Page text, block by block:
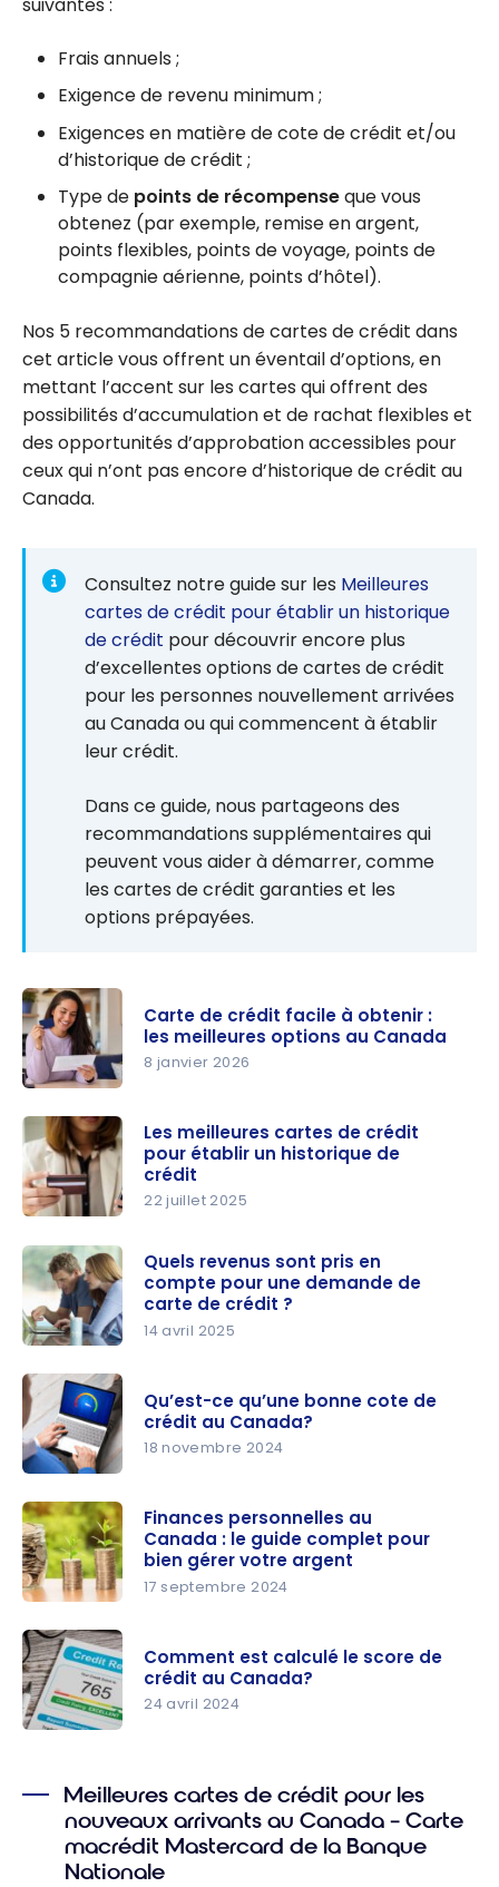
Frais annuels ;
Exigence de revenu minimum ;
Exigences en matière de cote de crédit et/ou
d’historique de crédit ;
Type de points de récompenseque vous
obtenez (par exemple, remise en argent,
points flexibles, points de voyage, points de
compagnie aérienne, points d’hôtel).
Nos 5 recommandations de cartes de crédit dans
cet article vous offrent un éventail d’options, en
mettant l’accent sur les cartes qui offrent des
possibilités d’accumulation et de rachat flexibles et
des opportunités d’approbation accessibles pour
ceux qui n’ont pas encore d’historique de crédit au
Canada.
Consultez notre guide sur les Meilleures
cartes de crédit pour établir un historique
de crédit pour découvrir encore plus
d’excellentes options de cartes de crédit
pour les personnes nouvellement arrivées
au Canada ou qui commencent à établir
leur crédit.
Dans ce guide, nous partageons des
recommandations supplémentaires qui
peuvent vous aider à démarrer, comme
les cartes de crédit garanties et les
options prépayées.
crédit
facile à
obtenir :
les
meilleures
options au
Canada
Carte de crédit facile à obtenir :
les meilleures options au Canada
8 janvier 2026
meilleures
cartes de
crédit pour
établir un
historique
de crédit
Les meilleures cartes de crédit
pour établir un historique de
crédit
22 juillet 2025
revenus
sont pris
en compte
pour une
demande
de carte
de crédit ?
Quels revenus sont pris en
compte pour une demande de
carte de crédit ?
14 avril 2025
qu’une
bonne
cote de
crédit au
Canada?
Qu’est-ce qu’une bonne cote de
crédit au Canada?
18 novembre 2024
personnell
es au
Canada : le
guide
pour bien
gérer
votre
argent
Finances personnelles au
Canada : le guide complet pour
bien gérer votre argent
17 septembre 2024
le score de
crédit au
Canada?
Comment est calculé le score de
crédit au Canada?
24 avril 2024
Meilleures cartes de crédit pour les
nouveaux arrivants au Canada – Carte
macrédit Mastercard de la Banque
Nationale